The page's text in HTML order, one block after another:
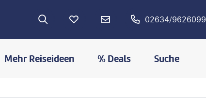
02634/9626099
Mehr Reiseideen % Deals Suche